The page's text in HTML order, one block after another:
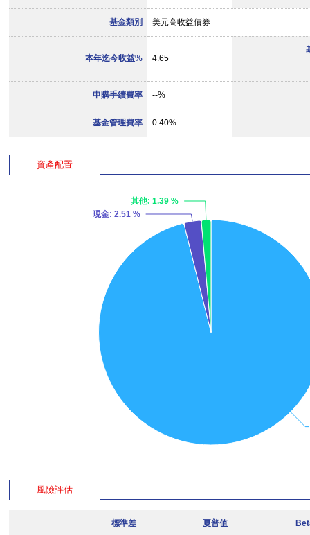
基金類別 美元高收益債券
本年迄今收益% 4.65
申購手續費率 --%
基金管理費率 0.40%
資產配置
現金: 2.51 %
其他: 1.39 %
風險評估
標準差 夏普值